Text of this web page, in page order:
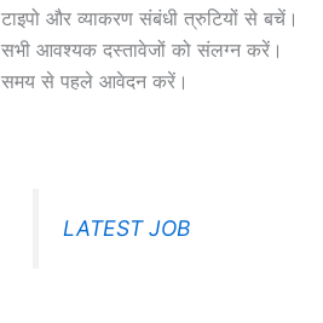
टाइपो और व्याकरण संबंधी त्रुटियों से बचें।
सभी आवश्यक दस्तावेजों को संलग्न करें।
समय से पहले आवेदन करें।
LATEST JOB